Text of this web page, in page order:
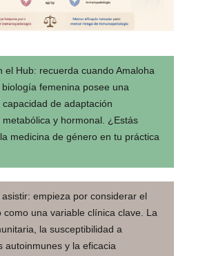
el Hub: recuerda cuando Amaloha
femenina posee una
de adaptación
metabólica y hormonal. ¿Estás
medicina de género en tu práctica
empieza por considerar el
como una variable clínica clave. La
la susceptibilidad a
autoinmunes y la eficacia